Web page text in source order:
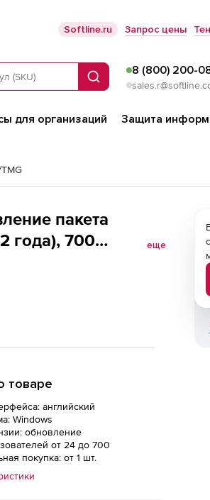
Softline.ru Запрос цены
Поиск
8 (800) 200-
для организаций Защита
пакета
года), 700
еще
товаре
английский
Windows
обновление
от 24 до 700
покупка: от 1 шт.